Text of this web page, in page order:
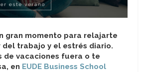
gran momento para relajarte
del trabajo y el estrés diario.
de vacaciones fuera o te
en EUDE Business School